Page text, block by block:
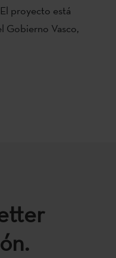
proyecto está
Gobierno Vasco,